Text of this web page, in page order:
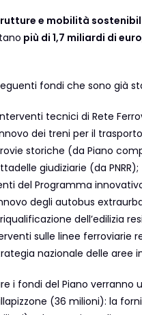
e mobilità
più di 1,7 miliardi di euro
fondi che sono già
tecnici di Rete
dei treni per il
storiche (da Piano
giudiziarie (da PNRR);
del Programma
degli autobus
dell’edilizia
sulle linee ferroviarie
nazionale delle aree
i fondi del Piano verranno
(36 milioni): la